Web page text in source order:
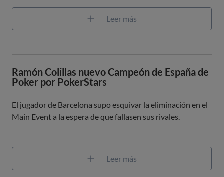
Leer más
Ramón Colillas nuevo Campeón de España de
Poker por PokerStars
El jugador de Barcelona supo esquivar la eliminación en el
Main Event a la espera de que fallasen sus rivales.
Leer más